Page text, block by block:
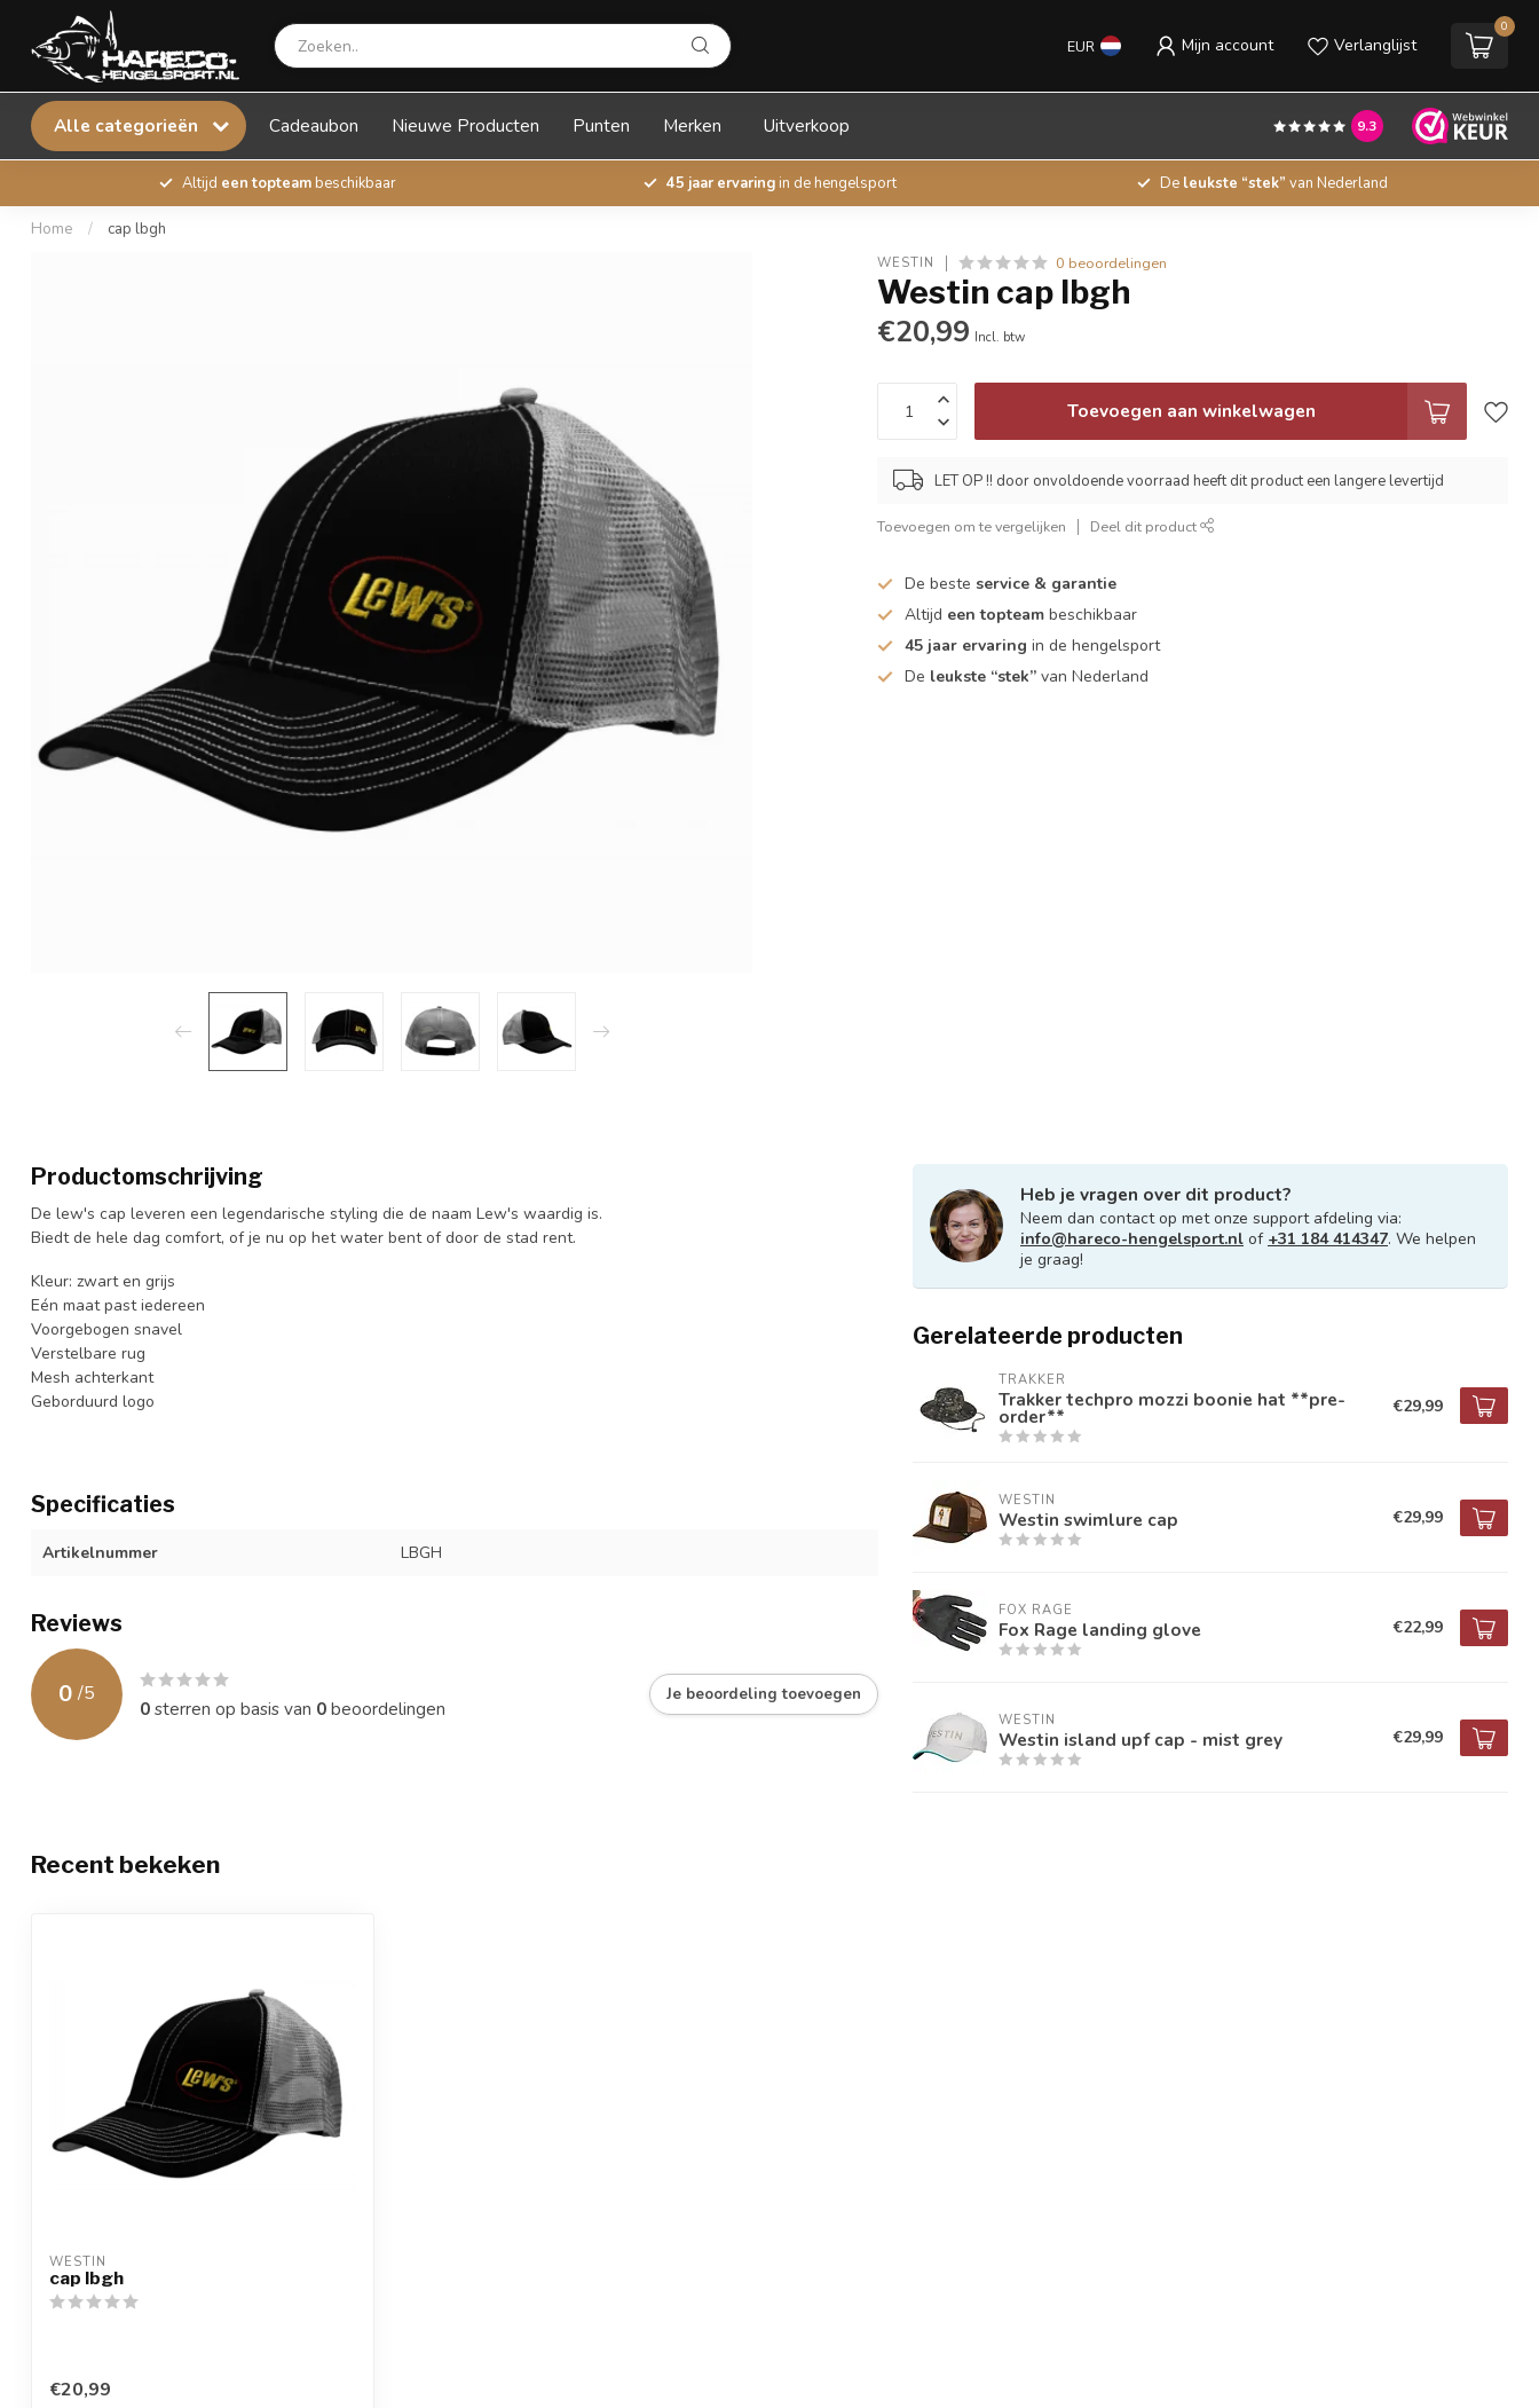
EUR Mijn account Verlanglijst
0
Alle categorieën Cadeaubon Nieuwe Producten Punten Merken Uitverkoop 9.3
Altijd een topteambeschikbaar 45 jaar ervaringin de hengelsport Deleukste “stek” van Nederland
Home / cap lbgh
WESTIN 0 beoordelingen
Westin cap lbgh
€20,99 Incl. btw
Toevoegen aan winkelwagen
LET OP !! door onvoldoende voorraad heeft dit product een langere levertijd
Toevoegen om te vergelijken Deel dit product
De beste service & garantie
Altijd een topteam beschikbaar
45 jaar ervaring in de hengelsport
De leukste “stek” van Nederland
Productomschrijving
De lew's cap leveren een legendarische styling die de naam Lew's waardig is.
Biedt de hele dag comfort, of je nu op het water bent of door de stad rent.
Kleur: zwart en grijs
Eén maat past iedereen
Voorgebogen snavel
Verstelbare rug
Mesh achterkant
Geborduurd logo
Specificaties
Artikelnummer LBGH
Reviews
0 /5
0sterren op basis van 0beoordelingen
Je beoordeling toevoegen
Heb je vragen over dit product?
Neem dan contact op met onze support afdeling via:
info@hareco-hengelsport.nl of +31 184 414347. We helpen
je graag!
Gerelateerde producten
TRAKKER
Trakker techpro mozzi boonie hat **pre-
order** €29,99
WESTIN
Westin swimlure cap €29,99
FOX RAGE
Fox Rage landing glove €22,99
WESTIN
Westin island upf cap - mist grey €29,99
Recent bekeken
WESTIN
cap lbgh
€20,99